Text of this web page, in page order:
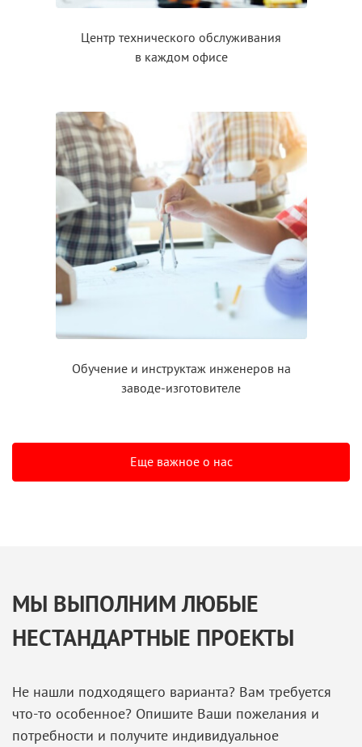
Центр технического обслуживания
в каждом офисе
Обучение и инструктажинженеров на
заводе-изготовителе
Еще важное о нас
МЫ ВЫПОЛНИМ ЛЮБЫЕ
НЕСТАНДАРТНЫЕ ПРОЕКТЫ
Не нашли подходящего варианта? Вам требуется
что-то особенное? Опишите Ваши пожелания и
потребности и получите индивидуальное